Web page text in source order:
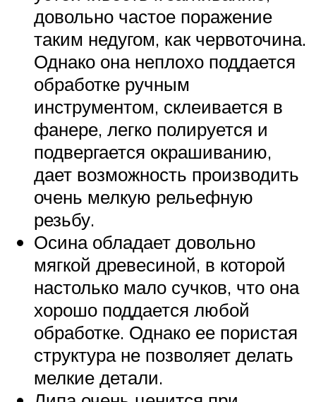
довольно частое поражение
таким недугом, как червоточина.
Однако она неплохо поддается
обработке ручным
инструментом, склеивается в
фанере, легко полируется и
подвергается окрашиванию,
дает возможность производить
очень мелкую рельефную
резьбу.
Осина обладает довольно
мягкой древесиной, в которой
настолько мало сучков, что она
хорошо поддается любой
обработке. Однако ее пористая
структура не позволяет делать
мелкие детали.